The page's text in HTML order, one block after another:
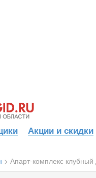
Акции и скидки
> Апарт-комплекс